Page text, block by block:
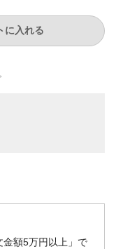
に入れる
金額5万円以上」で